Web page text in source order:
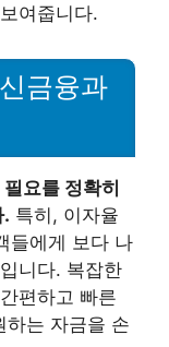
여줍니다.
금융과
요를 정확히
. 특히, 이자율
들에게 보다 나
니다. 복잡한
편하고 빠른
하는 자금을 손